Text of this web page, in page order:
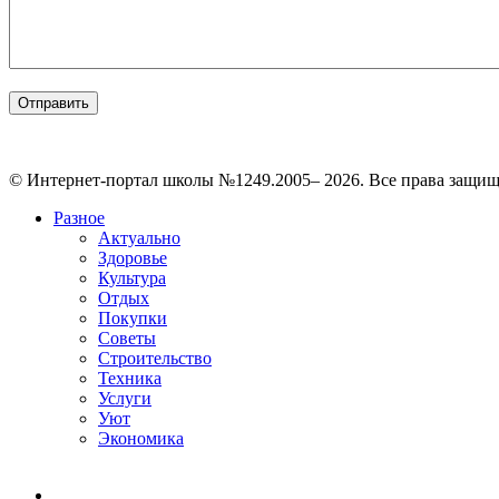
© Интернет-портал школы №1249.2005– 2026. Все права
Разное
Актуально
Здоровье
Культура
Отдых
Покупки
Советы
Строительство
Техника
Услуги
Уют
Экономика